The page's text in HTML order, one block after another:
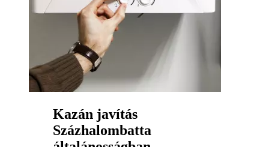
Kazán javítás
Százhalombatta